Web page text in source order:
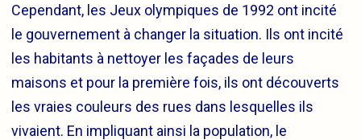
Cependant, les Jeux olympiques de 1992 ont incité
le gouvernement à changer la situation. Ils ont incité
les habitants à nettoyer les façades de leurs
maisons et pour la première fois, ils ont découverts
les vraies couleurs des rues dans lesquelles ils
vivaient. En impliquant ainsi la population, le